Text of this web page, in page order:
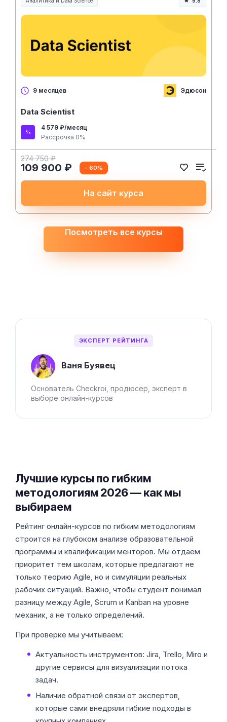
ЭКСПЕРТ РЕЙТИНГА
Ваня Буявец
Основатель Checkroi, продюсер, эксперт в
выборе онлайн-курсов
9 месяцев Эдюсон
Data Scientist
4 579 ₽/месяц
Рассрочка 0%
274 750 ₽
109 900 ₽ - 60%
На сайт курса
Посмотреть все курсы
Лучшие курсы по гибким
методологиям 2026 — как мы
выбираем
Рейтинг онлайн-курсов по гибким методологиям
строится на глубоком анализе образовательной
программы и квалификации менторов. Мы отдаем
приоритет тем школам, которые предлагают не
только теорию Agile, но и симуляции реальных
рабочих ситуаций. Важно, чтобы студент понимал
разницу между Agile, Scrum и Kanban на уровне
механик, а не только определений.
При проверке мы учитываем:
Актуальность инструментов: Jira, Trello, Miro и
другие сервисы для визуализации потока
задач.
Наличие обратной связи от экспертов,
которые сами внедряли гибкие подходы в